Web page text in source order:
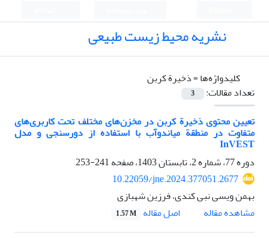
نشریه محیط زیست طبیعی
کلیدواژه‌ها =ذخیرة کربن
تعداد مقالات:
3
تعیین محتوی ذخیرة کربن در مخزن‌های مختلف تحت کاربری‌های
متفاوت در منطقة میاندوآب با استفاده از دورسنجی و مدل
InVEST
دوره 77، شماره 2، تابستان 1403، صفحه
241-253
10.22059/jne.2024.377051.2677
بهمن ویسی نبی کندی، فرزین شهبازی
مشاهده مقاله
اصل مقاله 1.57 M